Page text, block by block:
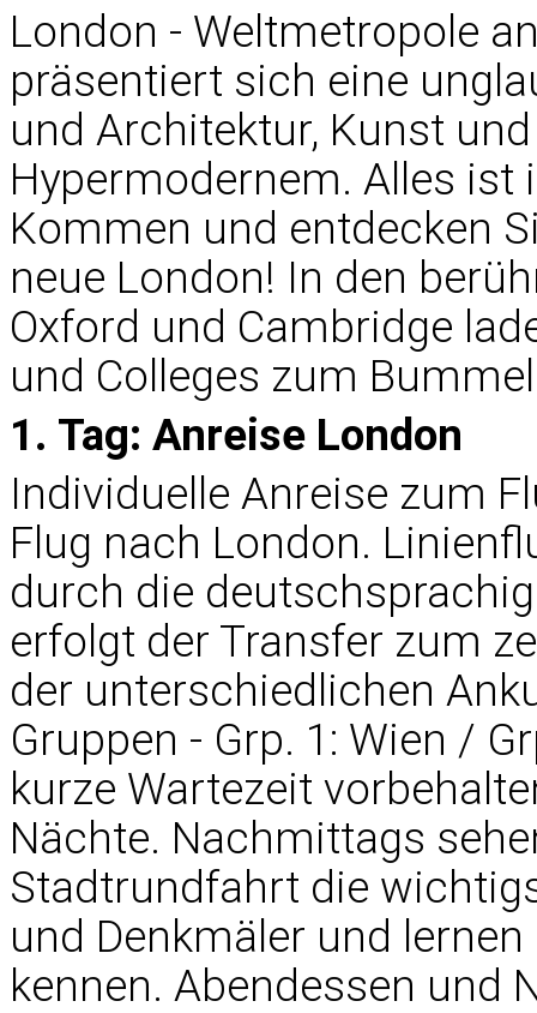
London - Weltmetropole
präsentiert sich eine
und Architektur, Kunst
Hypermodernem. Alles ist
Kommen und entdecken
neue London! In den
Oxford und Cambridge
und Colleges zum
1. Tag: Anreise London
Individuelle Anreise zum
Flug nach London.
durch die
erfolgt der Transfer zum
der unterschiedlichen
Gruppen - Grp. 1: Wien /
kurze Wartezeit
Nächte. Nachmittags
Stadtrundfahrt die
und Denkmäler und
kennen. Abendessen und